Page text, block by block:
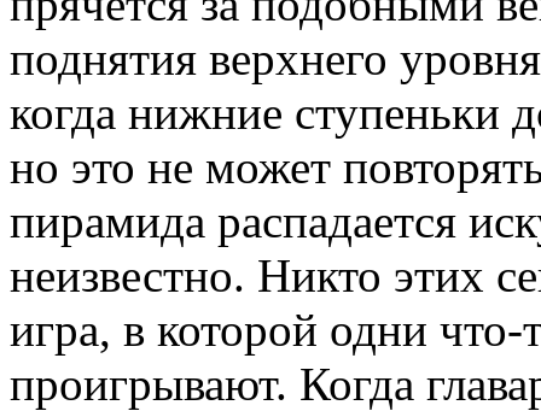
поднятия верхнего
когда нижние ступеньки
но это не может
пирамида распадается
неизвестно. Никто этих
игра, в которой одни
проигрывают. Когда